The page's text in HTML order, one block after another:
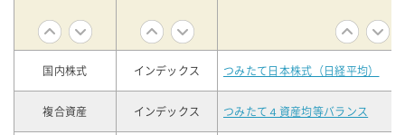
国内株式 インデックス つみたて日本株式（日経平均）
複合資産 インデックス つみたて４資産均等バランス